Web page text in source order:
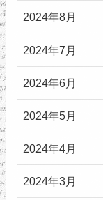
2024年8月
2024年7月
2024年6月
2024年5月
2024年4月
2024年3月